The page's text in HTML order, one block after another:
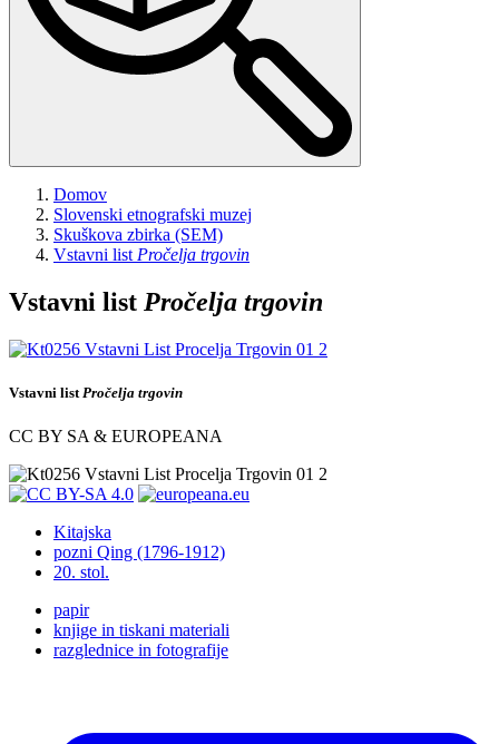
Domov
Slovenski etnografski muzej
Skuškova zbirka (SEM)
Vstavni list Pročelja trgovin
Vstavni list Pročelja trgovin
Vstavni list Pročelja trgovin
CC BY SA & EUROPEANA
Kitajska
pozni Qing (1796-1912)
20. stol.
papir
knjige in tiskani materiali
razglednice in fotografije